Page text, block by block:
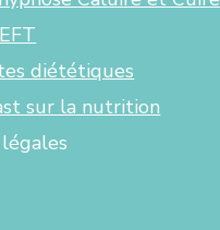
diététiques
sur la nutrition